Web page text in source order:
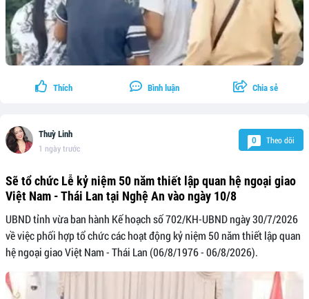
Thích Bình luận Chia sẻ
Thuỳ Linh
1 ngày trước
0 Theo dõi
Sẽ tổ chức Lễ kỷ niệm 50 năm thiết lập quan hệ ngoại giao
Việt Nam - Thái Lan tại Nghệ An vào ngày 10/8
UBND tỉnh vừa ban hành Kế hoạch số 702/KH-UBND ngày 30/7/2026
về việc phối hợp tổ chức các hoạt động kỷ niệm 50 năm thiết lập quan
hệ ngoại giao Việt Nam - Thái Lan (06/8/1976 - 06/8/2026).